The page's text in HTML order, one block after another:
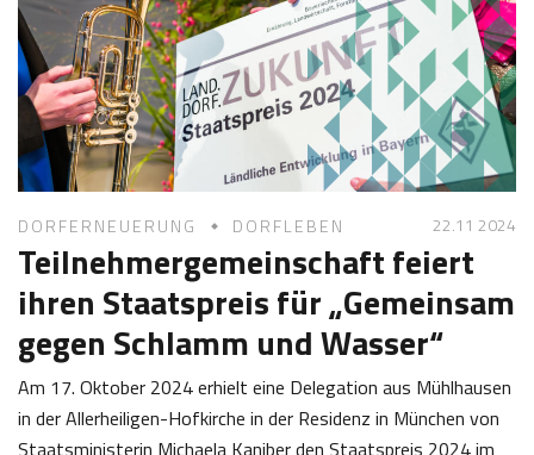
3
2
0
f
K
a
l
DORFERNEUERUNG DORFLEBEN 22.11 2024
Teilnehmergemeinschaft feiert
ihren Staatspreis für „Gemeinsam
gegen Schlamm und Wasser“
Am 17. Oktober 2024 erhielt eine Delegation aus Mühlhausen
in der Allerheiligen-Hofkirche in der Residenz in München von
Staatsministerin Michaela Kaniber den Staatspreis 2024 im